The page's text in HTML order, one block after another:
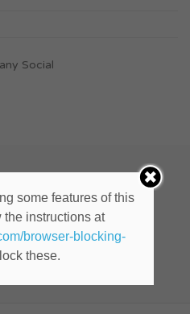
Social
(ID: 632712)
lugar
hace 10 años
some features of this
instructions at
browser-blocking-
these.